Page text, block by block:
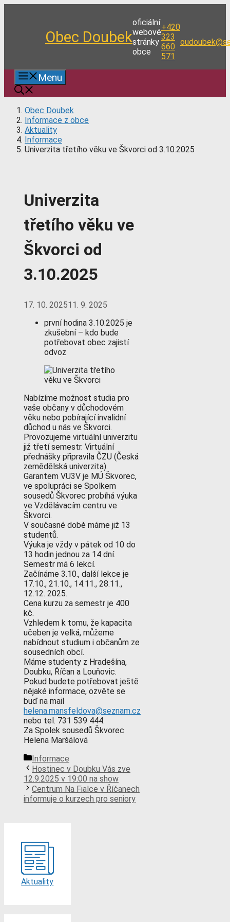
Obec Doubek
oficiální
webové
stránky
obce
+420
323
660
571
Menu
Obec Doubek
Informace z obce
Aktuality
Informace
Univerzita třetího věku ve Škvorci od 3.10.2025
Univerzita
třetího věku ve
Škvorci od
3.10.2025
17. 10. 202511. 9. 2025
první hodina 3.10.2025 je
zkušební – kdo bude
potřebovat obec zajistí
odvoz
Nabízíme možnost studia pro
vaše občany v důchodovém
věku nebo pobírající invalidní
důchod u nás ve Škvorci.
Provozujeme virtuální univerzitu
již třetí semestr. Virtuální
přednášky připravila ČZU (Česká
zemědělská univerzita).
Garantem VU3V je MÚ Škvorec,
ve spolupráci se Spolkem
sousedů Škvorec probíhá výuka
ve Vzdělávacím centru ve
Škvorci.
V současné době máme již 13
studentů.
Výuka je vždy v pátek od 10 do
13 hodin jednou za 14 dní.
Semestr má 6 lekcí.
Začínáme 3.10., další lekce je
17.10., 21.10., 14.11., 28.11.,
12.12. 2025.
Cena kurzu za semestr je 400
kč.
Vzhledem k tomu, že kapacita
učeben je velká, můžeme
nabídnout studium i občanům ze
sousedních obcí.
Máme studenty z Hradešína,
Doubku, Říčan a Louňovic.
Pokud budete potřebovat ještě
nějaké informace, ozvěte se
buď na mail
helena.mansfeldova@seznam.cz
nebo tel. 731 539 444.
Za Spolek sousedů Škvorec
Helena Maršálová
Rubriky
Informace
Hostinec v Doubku Vás zve
12.9.2025 v 19:00 na show
Centrum Na Fialce v Říčanech
informuje o kurzech pro seniory
Aktuality